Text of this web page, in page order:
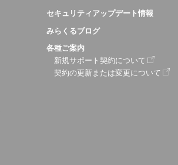
セキュリティアップデート情報
みらくるブログ
各種ご案内
新規サポート契約について
契約の更新または変更について